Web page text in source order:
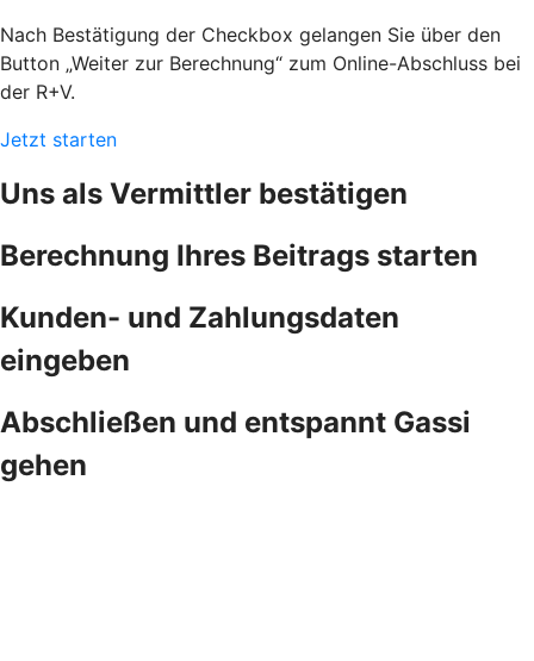
Nach Bestätigung der Checkbox gelangen Sie über den
Button „Weiter zur Berechnung“ zum Online-Abschluss bei
der R+V.
Jetzt starten
Uns als Vermittler bestätigen
Berechnung Ihres Beitrags starten
Kunden- und Zahlungsdaten
eingeben
Abschließen und entspannt Gassi
gehen